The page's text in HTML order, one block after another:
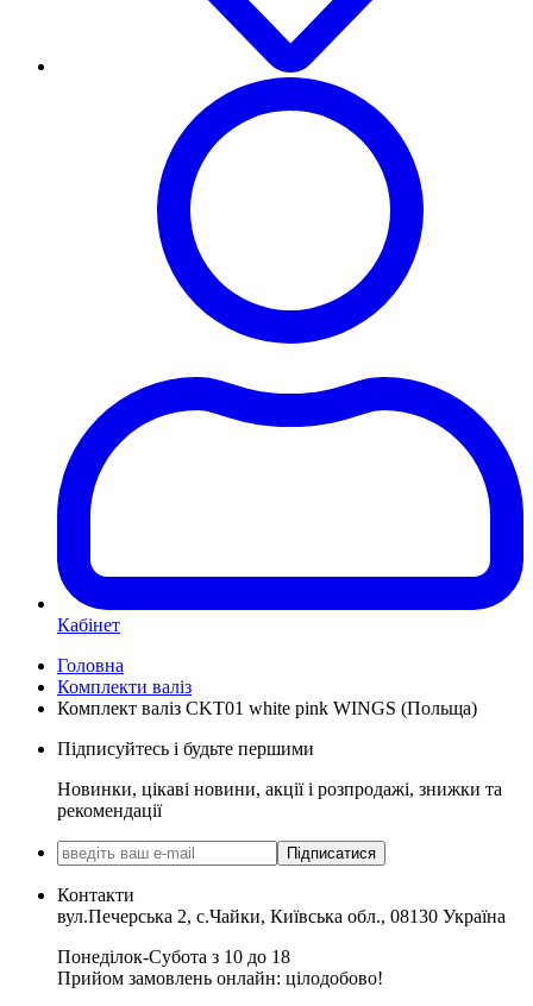
Кабінет
Головна
Комплекти валіз
Комплект валіз CKT01 white pink WINGS (Польща)
Підписуйтесь і будьте першими
Новинки, цікаві новини, акції і розпродажі, знижки та
рекомендації
Підписатися
Контакти
вул.Печерська 2, с.Чайки, Київська обл., 08130 Україна
Понеділок-Субота з 10 до 18
Прийом замовлень онлайн: цілодобово!